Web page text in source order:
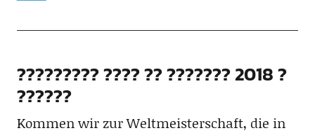
????????? ???? ?? ??????? 2018 ?
??????
Kommen wir zur Weltmeisterschaft, die in